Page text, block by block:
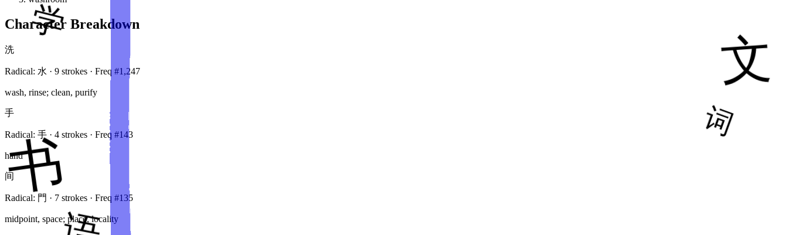
Character Breakdown
洗
Radical: 水 · 9 strokes · Freq #1,247
wash, rinse; clean, purify
手
Radical: 手 · 4 strokes · Freq #143
hand
间
Radical: 門 · 7 strokes · Freq #135
midpoint, space; place, locality